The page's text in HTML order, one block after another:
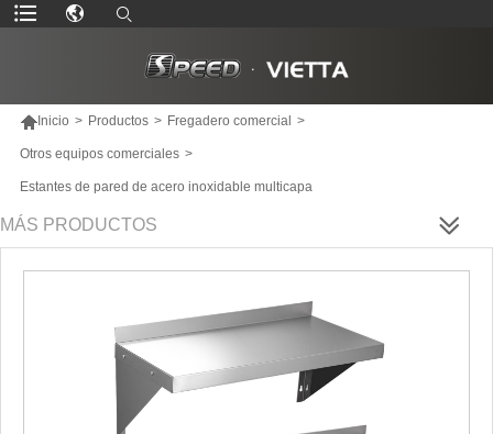
Inicio > Productos > Fregadero comercial >
Otros equipos comerciales >
Estantes de pared de acero inoxidable multicapa
MÁS PRODUCTOS